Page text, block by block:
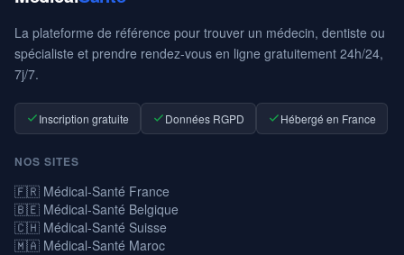
La plateforme de référence pour trouver un médecin, dentiste ou
spécialiste et prendre rendez-vous en ligne gratuitement 24h/24,
7j/7.
Inscription gratuite Données RGPD Hébergé en France
NOS SITES
🇫🇷 Médical-Santé France
🇧🇪 Médical-Santé Belgique
🇨🇭 Médical-Santé Suisse
🇲🇦 Médical-Santé Maroc